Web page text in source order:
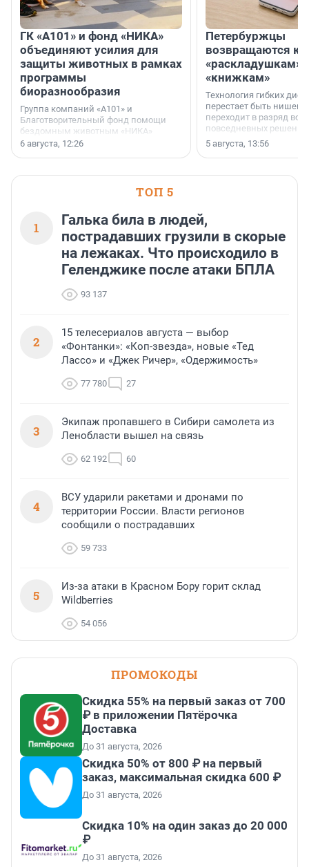
ГК «А101» и фонд «НИКА»
объединяют усилия для
защиты животных в рамках
программы
биоразнообразия
Группа компаний «А101» и
Благотворительный фонд помощи
бездомным животным «НИКА»
заключили соглашение о
6 августа, 12:26
Петербуржцы
возвращаются к
«раскладушкам»
«книжкам»
Технология гибких
перестает быть
переходит в разряд
повседневных
5 августа, 13:56
ТОП 5
1
Галька била в людей,
пострадавших грузили в скорые
на лежаках. Что происходило в
Геленджике после атаки БПЛА
93 137
2
15 телесериалов августа — выбор
«Фонтанки»: «Коп-звезда», новые «Тед
Лассо» и «Джек Ричер», «Одержимость»
77 780 27
3
Экипаж пропавшего в Сибири самолета из
Ленобласти вышел на связь
62 192 60
4
ВСУ ударили ракетами и дронами по
территории России. Власти регионов
сообщили о пострадавших
59 733
5
Из-за атаки в Красном Бору горит склад
Wildberries
54 056
ПРОМОКОДЫ
Скидка 55% на первый заказ от 700
₽ в приложении Пятёрочка
Доставка
До 31 августа, 2026
Скидка 50% от 800 ₽ на первый
заказ, максимальная скидка 600 ₽
До 31 августа, 2026
Скидка 10% на один заказ до 20 000
₽
До 31 августа, 2026